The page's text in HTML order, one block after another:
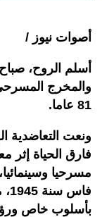
أصوات نيوز /
والمخرج
81 عاما.
ونعت التعاضدية
فارق الحياة إثر
مسرحيا
بأسلوب خاص